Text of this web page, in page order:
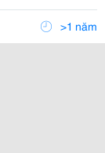
Đã Tin Tưởng Và Sử
Chống Trơn, Thiết
>1 năm